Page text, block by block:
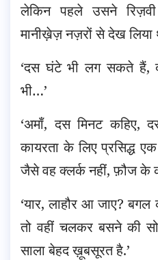
लेकिन पहले उसने
मानीख़ेज़ नज़रों से देख लिया
‘दस घंटे भी लग सकते हैं,
भी…’
‘अमाँ, दस मिनट कहिए,
कायरता के लिए प्रसिद्ध
जैसे वह क्लर्क नहीं, फ़ौज के
‘यार, लाहौर आ जाए?
तो वहीं चलकर बसने की
साला बेहद ख़ूबसूरत है.’